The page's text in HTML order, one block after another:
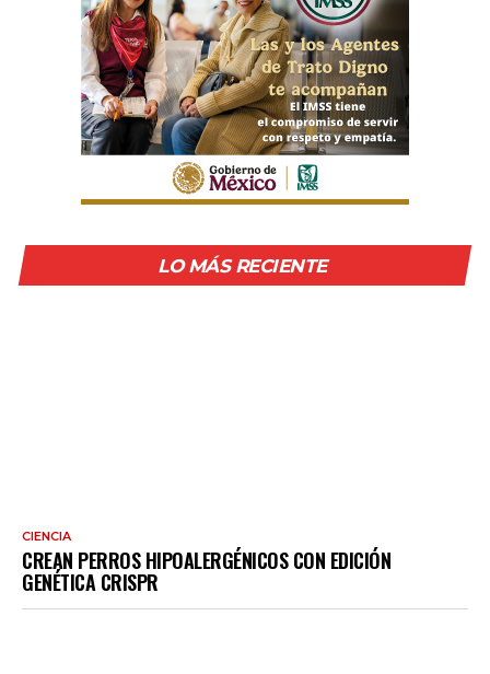
LO MÁS RECIENTE
CIENCIA
CREAN PERROS HIPOALERGÉNICOS CON EDICIÓN
GENÉTICA CRISPR